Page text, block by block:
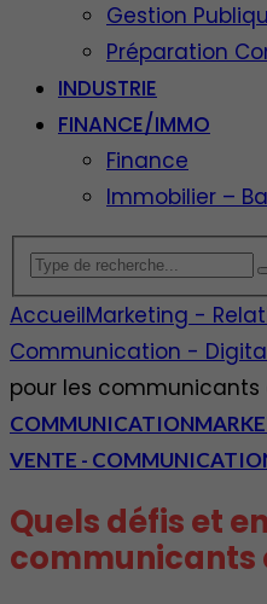
Gestion
Préparation
INDUSTRIE
FINANCE/IMMO
Finance
Immobilier –
AccueilMarketing -
Communication -
pour les communicants
COMMUNICATION
VENTE -
Quels défis et
communicants